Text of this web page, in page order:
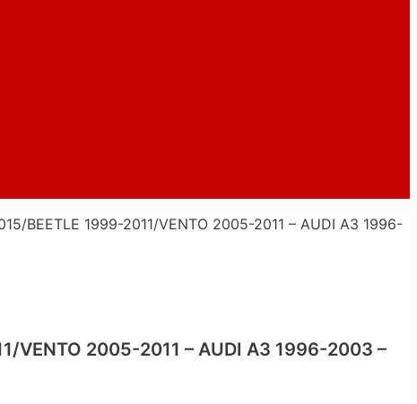
BEETLE 1999-2011/VENTO 2005-2011 – AUDI A3 1996-
VENTO 2005-2011 – AUDI A3 1996-2003 –